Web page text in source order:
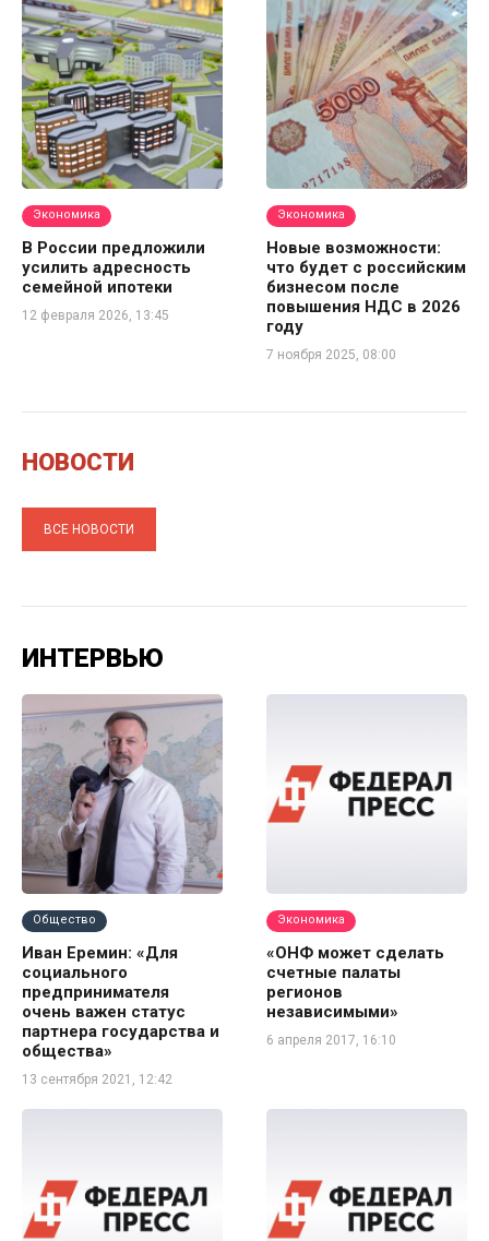
Экономика
В России предложили
усилить адресность
семейной ипотеки
12 февраля 2026, 13:45
Экономика
Новые возможности:
что будет с российским
бизнесом после
повышения НДС в 2026
году
7 ноября 2025, 08:00
НОВОСТИ
ВСЕ НОВОСТИ
ИНТЕРВЬЮ
Общество
Иван Еремин: «Для
социального
предпринимателя
очень важен статус
партнера государства и
общества»
13 сентября 2021, 12:42
Экономика
«ОНФ может сделать
счетные палаты
регионов
независимыми»
6 апреля 2017, 16:10